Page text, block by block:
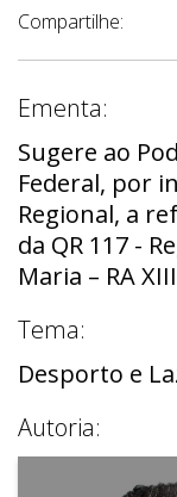
Compartilhe:
Ementa:
Sugere ao
Federal, por
Regional, a
da QR 117 -
Maria – RA
Tema:
Desporto e
Autoria: